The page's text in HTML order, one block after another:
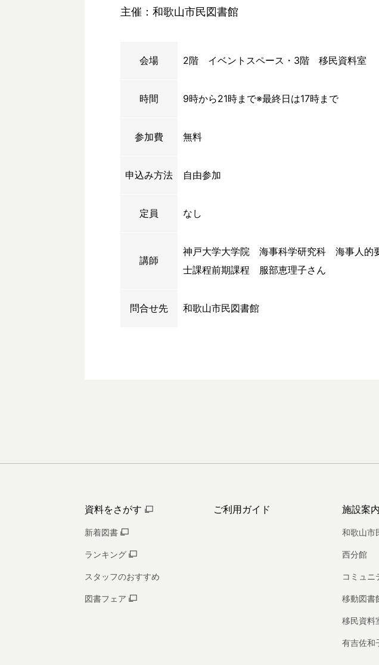
主催：和歌山市民図書館
会場 2階 イベントスペース・3階 移民資料室
時間 9時から21時まで※最終日は17時まで
参加費 無料
申込み方法 自由参加
定員 なし
講師
神戸大学大学院 海事科学研究科 海事人
士課程前期課程 服部恵理子さん
問合せ先 和歌山市民図書館
資料をさがす
新着図書
ランキング
スタッフのおすすめ
図書フェア
ご利用ガイド 施設案内
和歌山市
西分館
コミュニ
移動図書
移民資料
有吉佐和